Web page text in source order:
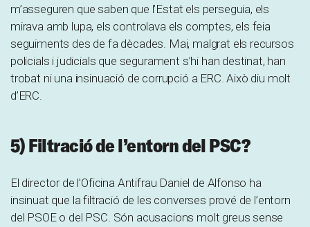
m’asseguren que saben que l’Estat els perseguia, els
mirava amb lupa, els controlava els comptes, els feia
seguiments des de fa dècades. Mai, malgrat els recursos
policials i judicials que segurament s’hi han destinat, han
trobat ni una insinuació de corrupció a ERC. Això diu molt
d’ERC.
5) Filtració de l’entorn del PSC?
El director de l’Oficina Antifrau Daniel de Alfonso ha
insinuat que la filtració de les converses prové de l’entorn
del PSOE o del PSC. Són acusacions molt greus sense